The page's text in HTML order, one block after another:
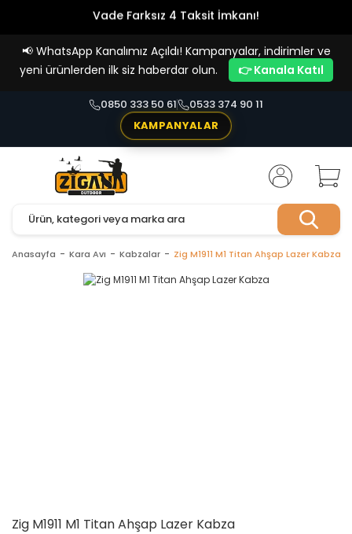
Vade Farksız 4 Taksit İmkanı!
📢 WhatsApp Kanalımız Açıldı! Kampanyalar, indirimler ve
yeni ürünlerden ilk siz haberdar olun.
👉 Kanala Katıl
0850 333 50 61
0533 374 90 11
KAMPANYALAR
Anasayfa Kara Avı Kabzalar Zig M1911 M1 Titan Ahşap Lazer Kabza
Zig M1911 M1 Titan Ahşap Lazer Kabza